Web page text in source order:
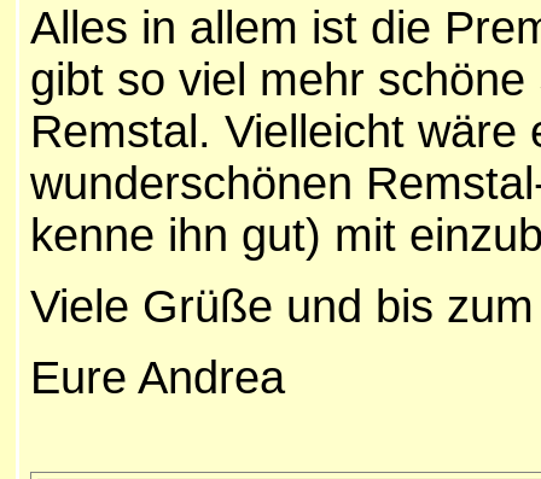
Alles in allem ist die
gibt so viel mehr
Remstal. Vielleicht
wunderschönen
kenne ihn gut) mit
Viele Grüße und bis
Eure Andrea